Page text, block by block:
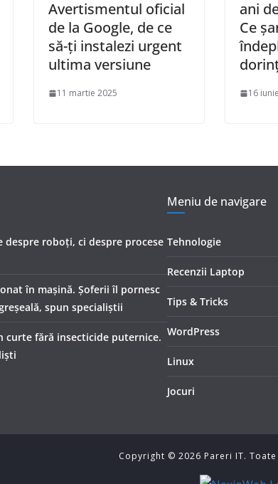
Avertismentul oficial
de la Google, de ce
să-ți instalezi urgent
ultima versiune
11 martie 2025
ani
Ce
16
despre roboți, ci despre procese
în maşină. Şoferii îl pornesc
spun specialiştii
curte fără insecticide puternice.
Meniu de navigare
Tehnologie
Recenzii Laptop
Tips & Tricks
WordPress
Linux
Jocuri
Copyright © 2026 Pareri IT.